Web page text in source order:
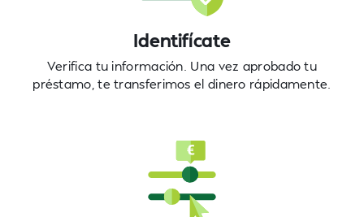
Identifícate
Verifica tu información. Una vez aprobado tu
préstamo, te transferimos el dinero rápidamente.